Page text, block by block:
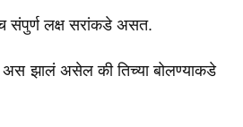
संपुर्ण लक्ष सरांकडे असत.
अस झालं असेल की तिच्या बोलण्याकडे